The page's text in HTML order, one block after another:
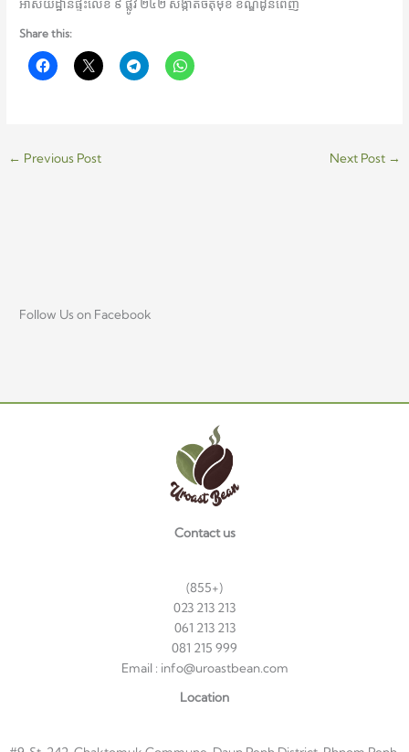
អាស័យដ្ឋានផ្ទះលេខ ៩ ផ្លូវ ២៤២​ សង្កាត់ចតុមុខ ខណ្ឌដូនពេញ
Share this:
← Previous Post Next Post →
Follow Us on Facebook
Contact us
(855+)
023 213 213
061 213 213
081 215 999
Email : info@uroastbean.com
Location